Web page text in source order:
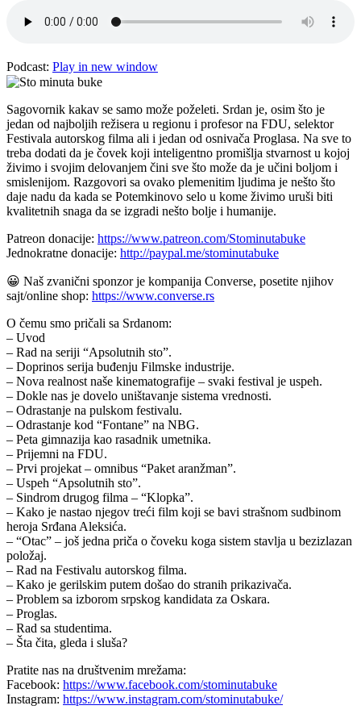
Podcast: Play in new window
Sagovornik kakav se samo može poželeti. Srdan je, osim što je
jedan od najboljih režisera u regionu i profesor na FDU, selektor
Festivala autorskog filma ali i jedan od osnivača Proglasa. Na sve to
treba dodati da je čovek koji inteligentno promišlja stvarnost u kojoj
živimo i svojim delovanjem čini sve što može da je učini boljom i
smislenijom. Razgovori sa ovako plemenitim ljudima je nešto što
daje nadu da kada se Potemkinovo selo u kome živimo uruši biti
kvalitetnih snaga da se izgradi nešto bolje i humanije.
Patreon donacije: https://www.patreon.com/Stominutabuke
Jednokratne donacije: http://paypal.me/stominutabuke
😀 Naš zvanični sponzor je kompanija Converse, posetite njihov
sajt/online shop: https://www.converse.rs
O čemu smo pričali sa Srdanom:
– Uvod
– Rad na seriji “Apsolutnih sto”.
– Doprinos serija buđenju Filmske industrije.
– Nova realnost naše kinematografije – svaki festival je uspeh.
– Dokle nas je dovelo uništavanje sistema vrednosti.
– Odrastanje na pulskom festivalu.
– Odrastanje kod “Fontane” na NBG.
– Peta gimnazija kao rasadnik umetnika.
– Prijemni na FDU.
– Prvi projekat – omnibus “Paket aranžman”.
– Uspeh “Apsolutnih sto”.
– Sindrom drugog filma – “Klopka”.
– Kako je nastao njegov treći film koji se bavi strašnom sudbinom
heroja Srđana Aleksića.
– “Otac” – još jedna priča o čoveku koga sistem stavlja u bezizlazan
položaj.
– Rad na Festivalu autorskog filma.
– Kako je gerilskim putem došao do stranih prikazivača.
– Problem sa izborom srpskog kandidata za Oskara.
– Proglas.
– Rad sa studentima.
– Šta čita, gleda i sluša?
Pratite nas na društvenim mrežama:
Facebook: https://www.facebook.com/stominutabuke
Instagram: https://www.instagram.com/stominutabuke/